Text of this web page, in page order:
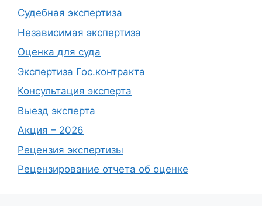
Судебная экспертиза
Независимая экспертиза
Оценка для суда
Экспертиза Гос.контракта
Консультация эксперта
Выезд эксперта
Акция – 2026
Рецензия экспертизы
Рецензирование отчета об оценке